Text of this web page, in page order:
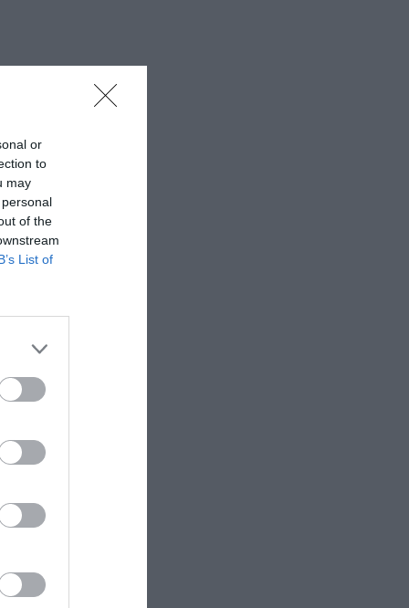
or
to
may
of the
List of
2007.
Ίσκιου,
παπάκης
που
μπροστά
να
…
γυναίκες
φορές
να